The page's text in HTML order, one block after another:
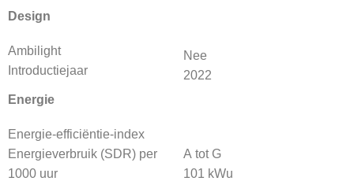
Design
Ambilight
Introductiejaar
Nee
2022
Energie
Energie-efficiëntie-index
Energieverbruik (SDR) per
1000 uur
A tot G
101 kWu